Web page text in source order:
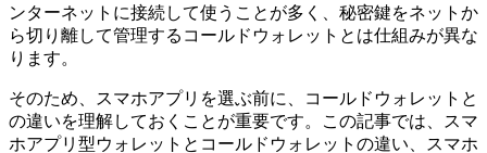
ンターネットに接続して使うことが多く、秘密鍵をネットか
ら切り離して管理するコールドウォレットとは仕組みが異な
ります。
そのため、スマホアプリを選ぶ前に、コールドウォレットと
の違いを理解しておくことが重要です。この記事では、スマ
ホアプリ型ウォレットとコールドウォレットの違い、スマホ